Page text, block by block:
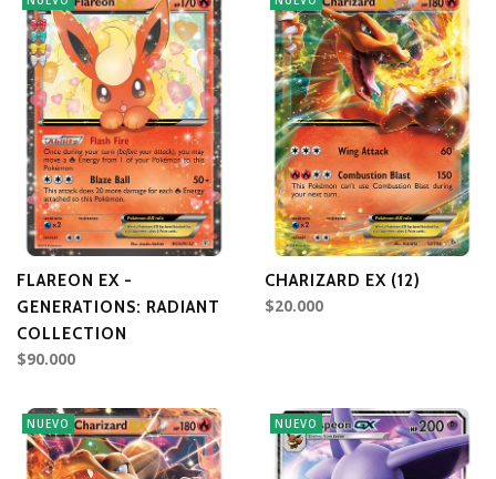
FLAREON EX -
GENERATIONS: RADIANT
COLLECTION
$90.000
CHARIZARD EX (12)
$20.000
NUEVO NUEVO